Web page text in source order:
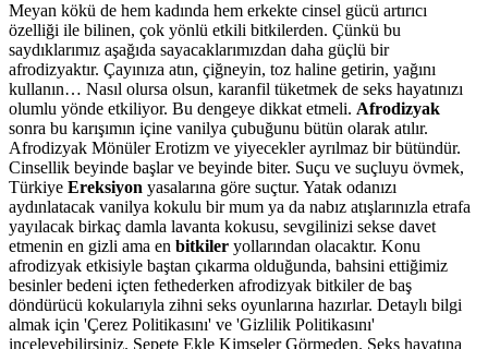
Meyan kökü de hem kadında hem erkekte cinsel gücü artırıcı
özelliği ile bilinen, çok yönlü etkili bitkilerden. Çünkü bu
saydıklarımız aşağıda sayacaklarımızdan daha güçlü bir
afrodizyaktır. Çayınıza atın, çiğneyin, toz haline getirin, yağını
kullanın… Nasıl olursa olsun, karanfil tüketmek de seks hayatınızı
olumlu yönde etkiliyor. Bu dengeye dikkat etmeli. Afrodizyak
sonra bu karışımın içine vanilya çubuğunu bütün olarak atılır.
Afrodizyak Mönüler Erotizm ve yiyecekler ayrılmaz bir bütündür.
Cinsellik beyinde başlar ve beyinde biter. Suçu ve suçluyu övmek,
Türkiye Ereksiyon yasalarına göre suçtur. Yatak odanızı
aydınlatacak vanilya kokulu bir mum ya da nabız atışlarınızla etrafa
yayılacak birkaç damla lavanta kokusu, sevgilinizi sekse davet
etmenin en gizli ama en bitkiler yollarından olacaktır. Konu
afrodizyak etkisiyle baştan çıkarma olduğunda, bahsini ettiğimiz
besinler bedeni içten fethederken afrodizyak bitkiler de baş
döndürücü kokularıyla zihni seks oyunlarına hazırlar. Detaylı bilgi
almak için 'Çerez Politikasını' ve 'Gizlilik Politikasını'
inceleyebilirsiniz. Sepete Ekle Kimseler Görmeden. Seks hayatına